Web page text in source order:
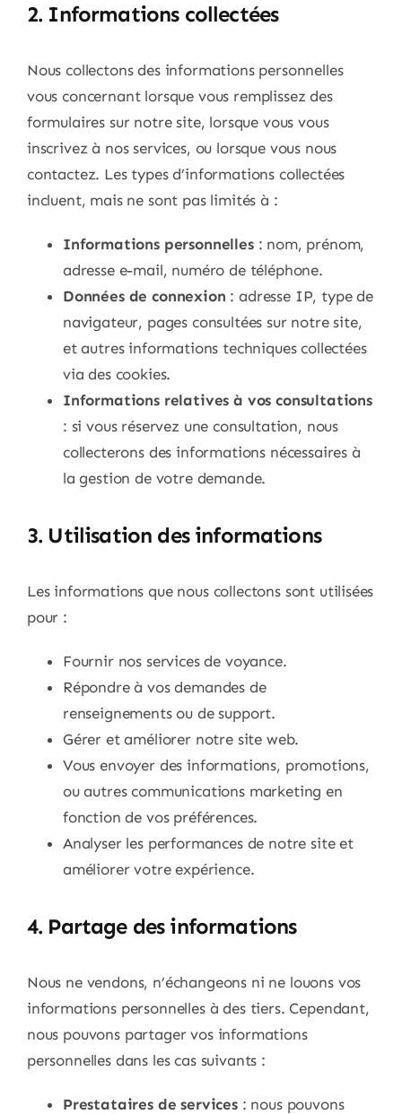
2. Informations collectées
Nous collectons des informations personnelles
vous concernant lorsque vous remplissez des
formulaires sur notre site, lorsque vous vous
inscrivez à nos services, ou lorsque vous nous
contactez. Les types d’informations collectées
incluent, mais ne sont pas limités à :
Informations personnelles: nom, prénom,
adresse e-mail, numéro de téléphone.
Données de connexion : adresse IP, type de
navigateur, pages consultées sur notre site,
et autres informations techniques collectées
via des cookies.
Informations relatives à vos consultations
: si vous réservez une consultation, nous
collecterons des informations nécessaires à
la gestion de votre demande.
3. Utilisation des informations
Les informations que nous collectons sont utilisées
pour :
Fournir nos services de voyance.
Répondre à vos demandes de
renseignements ou de support.
Gérer et améliorer notre site web.
Vous envoyer des informations, promotions,
ou autres communications marketing en
fonction de vos préférences.
Analyser les performances de notre site et
améliorer votre expérience.
4. Partage des informations
Nous ne vendons, n’échangeons ni ne louons vos
informations personnelles à des tiers. Cependant,
nous pouvons partager vos informations
personnelles dans les cas suivants :
Prestataires de services: nous pouvons